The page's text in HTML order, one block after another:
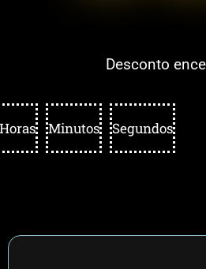
Desconto
Horas Minutos Segundos